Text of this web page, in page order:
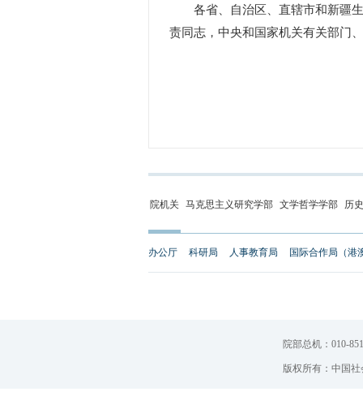
各省、自治区、直辖市和新疆生
责同志，中央和国家机关有关部门
院机关 马克思主义研究学部 文学哲学学部 历
办公厅 科研局 人事教育局 国际合作局（港
院部总机：010-
版权所有：中国